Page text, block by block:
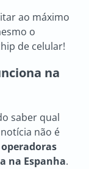
ao máximo
o
de celular!
na
saber qual
não é
operadoras
na Espanha.